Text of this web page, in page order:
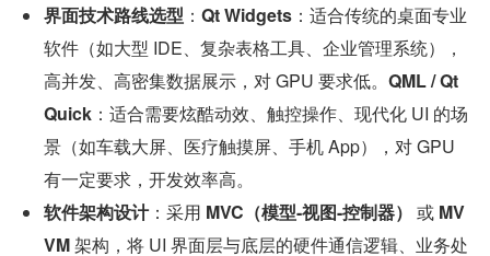
界面技术路线选型 ： Qt Widgets ：适合传统的桌面专业
软件（如大型 IDE、复杂表格工具、企业管理系统），
高并发、高密集数据展示，对 GPU 要求低。 QML / Qt
Quick ：适合需要炫酷动效、触控操作、现代化 UI 的场
景（如车载大屏、医疗触摸屏、手机 App），对 GPU
有一定要求，开发效率高。
软件架构设计：采用 MVC（模型-视图-控制器） 或 MV
VM 架构，将 UI 界面层与底层的硬件通信逻辑、业务处